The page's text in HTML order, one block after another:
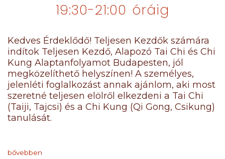
19:30-21:00 óráig
Kedves Érdeklődő! Teljesen Kezdők számára
indítok Teljesen Kezdő, Alapozó Tai Chi és Chi
Kung Alaptanfolyamot Budapesten, jól
megközelíthető helyszínen! A személyes,
jelenléti foglalkozást annak ajánlom, aki most
szeretné teljesen elölről elkezdeni a Tai Chi
(Taiji, Tajcsi) és a Chi Kung (Qi Gong, Csikung)
tanulását.
bővebben